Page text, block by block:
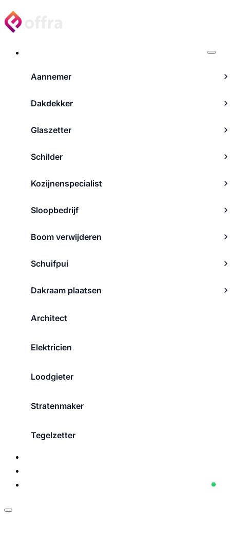
Aannemer
Dakdekker
Glaszetter
Schilder
Kozijnenspecialist
Sloopbedrijf
Boom verwijderen
Schuifpui
Dakraam plaatsen
Architect
Elektricien
Loodgieter
Stratenmaker
Tegelzetter